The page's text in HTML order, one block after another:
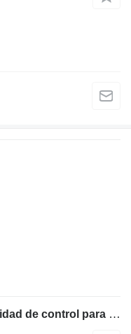
Caterpillar 3423320 - 4336217 unidad de control para Caterpillar 320E 323E 324E 336E 329E 349E excavadora